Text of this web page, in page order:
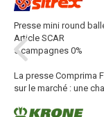
Presse mini round
Article SCAR
5 campagnes 0%
La presse Comprima
sur le marché : une